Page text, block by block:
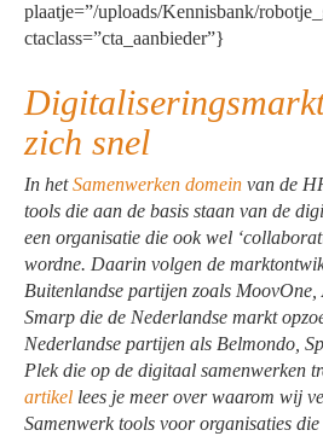
plaatje=”/uploads/Kennisbank/
ctaclass=”cta_aanbieder”}
zich snel
In hetSamenwerken domein van de
tools die aan de basis staan van de
een organisatie die ook wel
wordne. Daarin volgen de
Buitenlandse partijen zoals MoovOne,
Smarp die de Nederlandse markt
Nederlandse partijen als Belmondo,
Plek die op de digitaal samenwerken
artikel lees je meer over waarom wij
Samenwerk tools voor organisaties